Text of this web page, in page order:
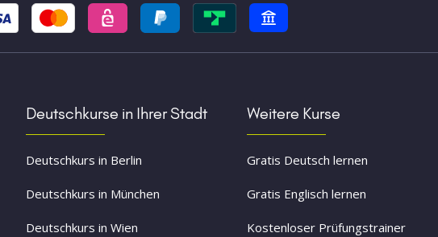
Deutschkurse in Ihrer Stadt
Deutschkurs in Berlin
Deutschkurs in München
Deutschkurs in Wien
Weitere Kurse
Gratis Deutsch lernen
Gratis Englisch lernen
Kostenloser Prüfungstrainer